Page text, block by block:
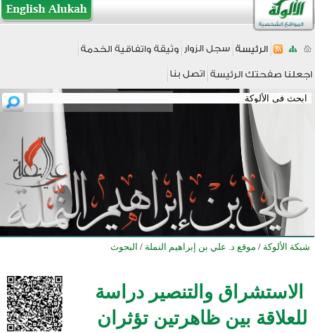
شبكة الألوكة / موقع د. علي بن إبراهيم النملة / البحوث
الاستشراق والتنصير دراسة
للعلاقة بين ظاهرتين تؤثران